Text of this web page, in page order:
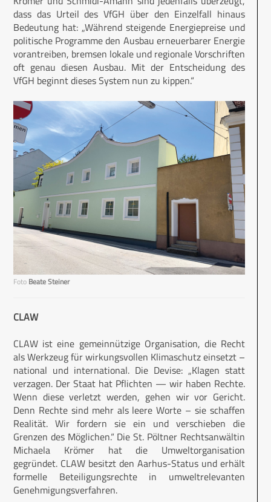
dass das Urteil des VfGH über den Einzelfall hinaus
Bedeutung hat: „Während steigende Energiepreise und
politische Programme den Ausbau erneuerbarer Energie
vorantreiben, bremsen lokale und regionale Vorschriften
oft genau diesen Ausbau. Mit der Entscheidung des
VfGH beginnt dieses System nun zu kippen.“
Foto Beate Steiner
CLAW
CLAW ist eine gemeinnützige Organisation, die Recht
als Werkzeug für wirkungsvollen Klimaschutz einsetzt –
national und international. Die Devise: „Klagen statt
verzagen. Der Staat hat Pflichten — wir haben Rechte.
Wenn diese verletzt werden, gehen wir vor Gericht.
Denn Rechte sind mehr als leere Worte – sie schaffen
Realität. Wir fordern sie ein und verschieben die
Grenzen des Möglichen.“ Die St. Pöltner Rechtsanwältin
Michaela Krömer hat die Umweltorganisation
gegründet. CLAW besitzt den Aarhus-Status und erhält
formelle Beteiligungsrechte in umweltrelevanten
Genehmigungsverfahren.